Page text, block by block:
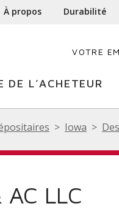
À propos Durabilité
VOTRE
DE L’ACHETEUR
Iowa
AC LLC